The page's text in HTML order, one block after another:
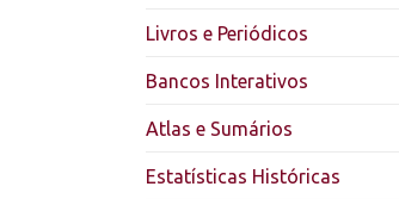
Livros e Periódicos
Bancos Interativos
Atlas e Sumários
Estatísticas Históricas